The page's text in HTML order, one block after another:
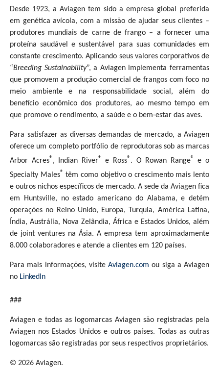
Desde 1923, a Aviagen tem sido a empresa global preferida
em genética avícola, com a missão de ajudar seus clientes –
produtores mundiais de carne de frango – a fornecer uma
proteína saudável e sustentável para suas comunidades em
constante crescimento. Aplicando seus valores corporativos de
“Breeding Sustainability”, a Aviagen implementa ferramentas
que promovem a produção comercial de frangos com foco no
meio ambiente e na responsabilidade social, além do
benefício econômico dos produtores, ao mesmo tempo em
que promove o rendimento, a saúde e o bem-estar das aves.
Para satisfazer as diversas demandas de mercado, a Aviagen
oferece um completo portfólio de reprodutoras sob as marcas
Arbor Acres® , Indian River® e Ross® . O Rowan Range®
e o
Specialty Males® têm como objetivo o crescimento mais lento
e outros nichos específicos de mercado. A sede da Aviagen fica
em Huntsville, no estado americano do Alabama, e detém
operações no Reino Unido, Europa, Turquia, América Latina,
Índia, Austrália, Nova Zelândia, África e Estados Unidos, além
de joint ventures na Ásia. A empresa tem aproximadamente
8.000 colaboradores e atende a clientes em 120 países.
Para mais informações, visite Aviagen.com ou siga a Aviagen
no LinkedIn
###
Aviagen e todas as logomarcas Aviagen são registradas pela
Aviagen nos Estados Unidos e outros países. Todas as outras
logomarcas são registradas por seus respectivos proprietários.
© 2026 Aviagen.